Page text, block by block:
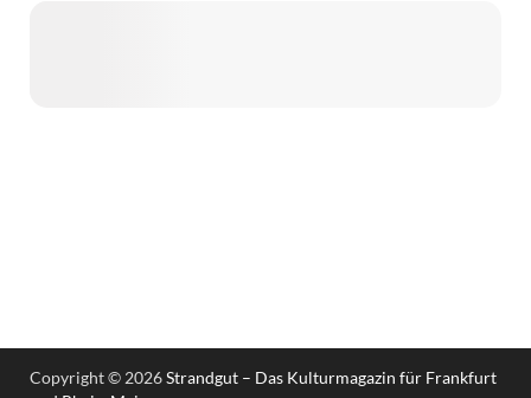
Copyright © 2026Strandgut – Das Kulturmagazin für Frankfurt